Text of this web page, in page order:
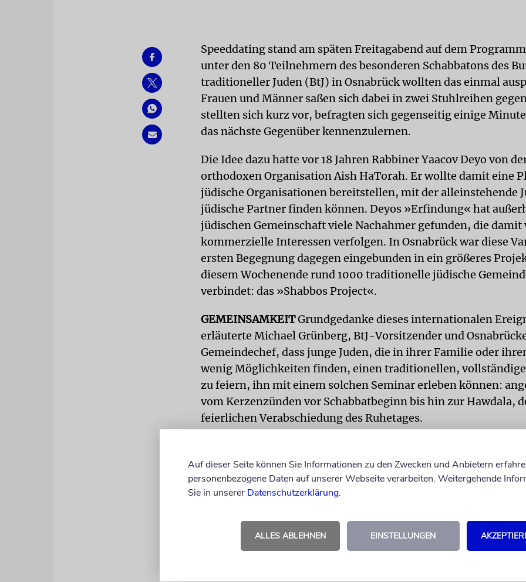
Speeddating stand am späten Freitagabend auf dem
unter den 80 Teilnehmern des besonderen Schabbatons des
traditioneller Juden (BtJ) in Osnabrück wollten das einmal
Frauen und Männer saßen sich dabei in zwei Stuhlreihen
stellten sich kurz vor, befragten sich gegenseitig einige
das nächste Gegenüber kennenzulernen.
Die Idee dazu hatte vor 18 Jahren Rabbiner Yaacov Deyo von
orthodoxen Organisation Aish HaTorah. Er wollte damit eine
jüdische Organisationen bereitstellen, mit der alleinstehende
jüdische Partner finden können. Deyos »Erfindung« hat
jüdischen Gemeinschaft viele Nachahmer gefunden, die damit
kommerzielle Interessen verfolgen. In Osnabrück war diese
ersten Begegnung dagegen eingebunden in ein größeres
diesem Wochenende rund 1000 traditionelle jüdische
verbindet: das »Shabbos Project«.
GEMEINSAMKEITGrundgedanke dieses internationalen
erläuterte Michael Grünberg, BtJ-Vorsitzender und
Gemeindechef, dass junge Juden, die in ihrer Familie oder
wenig Möglichkeiten finden, einen traditionellen,
zu feiern, ihn mit einem solchen Seminar erleben können:
vom Kerzenzünden vor Schabbatbeginn bis hin zur Hawdala,
feierlichen Verabschiedung des Ruhetages.
Gottesdienste, Vorträge und das gesellige Miteinander. Von
an sollen Smartphone, Computer und Fernseher
Arbeit soll aussetzen, das Auto für 25 Stunden stehen bleiben –
Genau das hatte Roman aus Frankfurt am Main im Sinn, als er
Auf dieser Seite können Sie Informationen zu den Zwecken und Anbietern
personenbezogene Daten auf unserer Webseite verarbeiten. Weitergehende
Sie in unserer Datenschutzerklärung.
ALLES ABLEHNEN EINSTELLUNGEN